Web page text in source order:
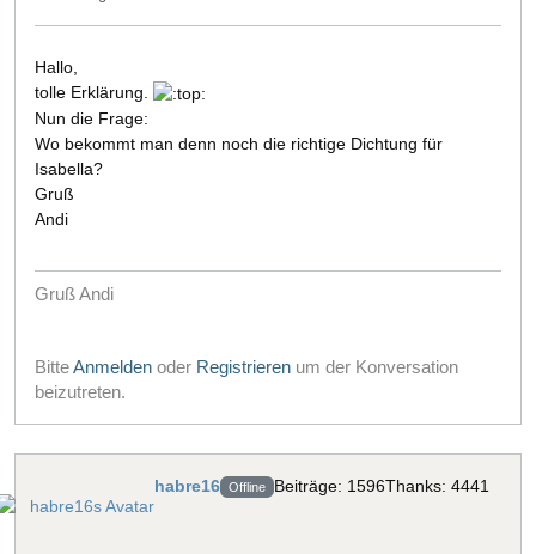
Hallo,
tolle Erklärung.
Nun die Frage:
Wo bekommt man denn noch die richtige Dichtung für
Isabella?
Gruß
Andi
Gruß Andi
BitteAnmelden oder Registrieren um der Konversation
beizutreten.
habre16 Offline Beiträge: 1596Thanks: 4441